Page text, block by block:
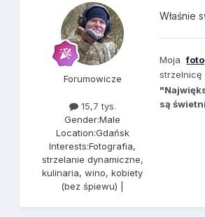
Forumowicze
15,7 tys.
Gender:Male
Location:Gdańsk
Interests:Fotografia,
strzelanie dynamiczne,
kulinaria, wino, kobiety
(bez śpiewu) |
Właśnie
Moja
strzelnicę
są